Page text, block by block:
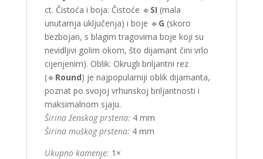
ct. Čistoća i boja: Čistoće 🔹 SI (mala
unutarnja uključenja) i boje 🔹 G (skoro
bezbojan, s blagim tragovima boje koji su
nevidljivi golim okom, što dijamant čini vrlo
cijenjenim). Oblik: Okrugli briljantni rez
(🔹 Round) je najpopularniji oblik dijamanta,
poznat po svojoj vrhunskoj briljantnosti i
maksimalnom sjaju.
Širina ženskog prstena: 4 mm
Širina muškog prstena: 4 mm
Ukupno kamenje: 1×